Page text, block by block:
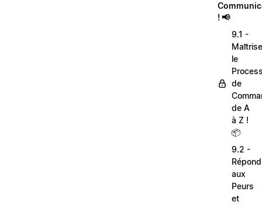
! 📢
9.1 -
Maîtrise
le
de
de A
à Z !
📦
9.2 -
aux
Peurs
et